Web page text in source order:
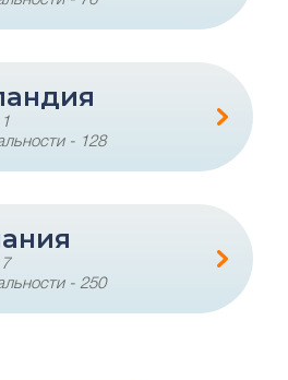
- 128
- 250